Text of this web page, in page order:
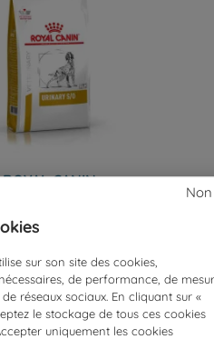
ROYAL CANIN
Urinary S/O
13 kg
Prix
102,50 €
sur son site des cookies,
de performance, de
réseaux sociaux. En cliquant sur «
le stockage de tous ces cookies
uniquement les cookies